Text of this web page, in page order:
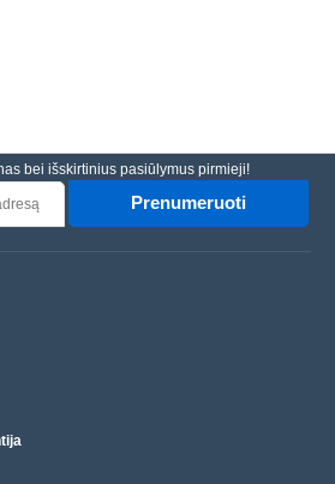
bei išskirtinius pasiūlymus pirmieji!
Prenumeruoti